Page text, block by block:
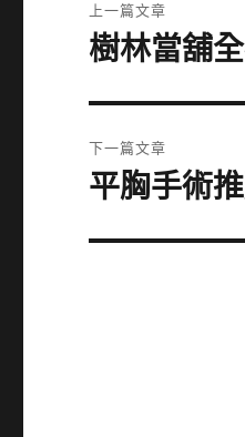
章
上一篇文章
上
篇
文
章:
樹林當舖
下一篇文章
下
篇
平胸手術